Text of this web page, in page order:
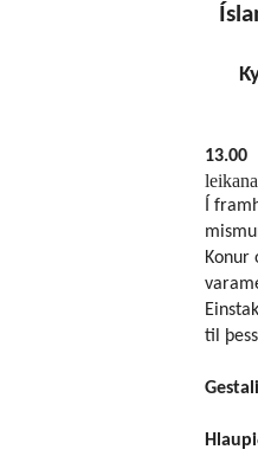
13.00
Í
Konur
til